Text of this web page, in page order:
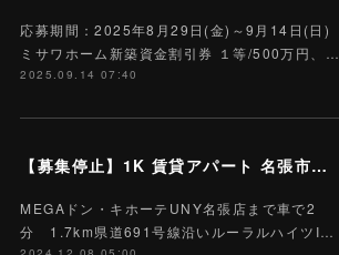
応募期間：2025年8月29日(金)～9月14日(日)
ミサワホーム新築資金割引券 １等/500万円、…
2025.09.14 07:40
【募集停止】1K 賃貸アパート 名張市下比奈知 101号 駐車場１台込賃料3.5万円 A-2
MEGAドン・キホーテUNY名張店まで車で2
分 1.7km県道691号線沿いルーラルハイツI…